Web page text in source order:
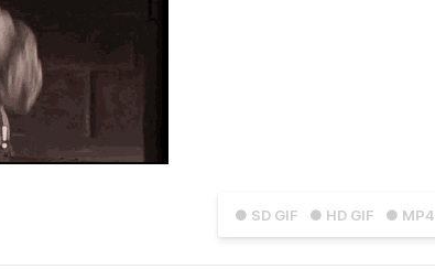
● SD GIF ● HD GIF ● MP4